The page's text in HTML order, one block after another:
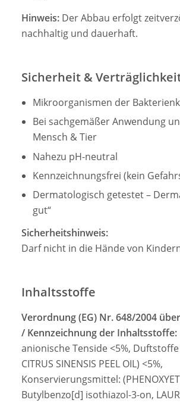
Hinweis: Der Abbau erfolgt
nachhaltig und dauerhaft.
Sicherheit &
Mikroorganismen der
Bei sachgemäßer Anwendung
Mensch & Tier
Nahezu pH-neutral
Kennzeichnungsfrei (kein
Dermatologisch getestet –
gut“
Sicherheitshinweis:
Darf nicht in die Hände von
Inhaltsstoffe
Verordnung (EG) Nr. 648/2004
/ Kennzeichnung der Inhaltsstoffe:
anionische Tenside <5%, Duftstoffe
CITRUS SINENSIS PEEL OIL) <5%,
Konservierungsmittel:
Butylbenzo[d] isothiazol-3-on,